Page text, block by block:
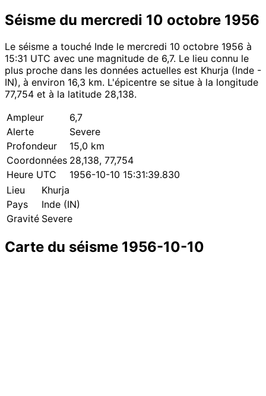
Séisme du mercredi 10 octobre 1956
Le séisme a touché Inde le mercredi 10 octobre 1956 à
15:31 UTC avec une magnitude de 6,7. Le lieu connu le
plus proche dans les données actuelles est Khurja (Inde -
IN), à environ 16,3 km. L'épicentre se situe à la longitude
77,754 et à la latitude 28,138.
Ampleur
6,7
Alerte
Severe
Profondeur
15,0 km
Coordonnées 28,138, 77,754
Heure UTC
1956-10-10 15:31:39.830
Lieu
Khurja
Pays
Inde (IN)
Gravité Severe
Carte du séisme 1956-10-10